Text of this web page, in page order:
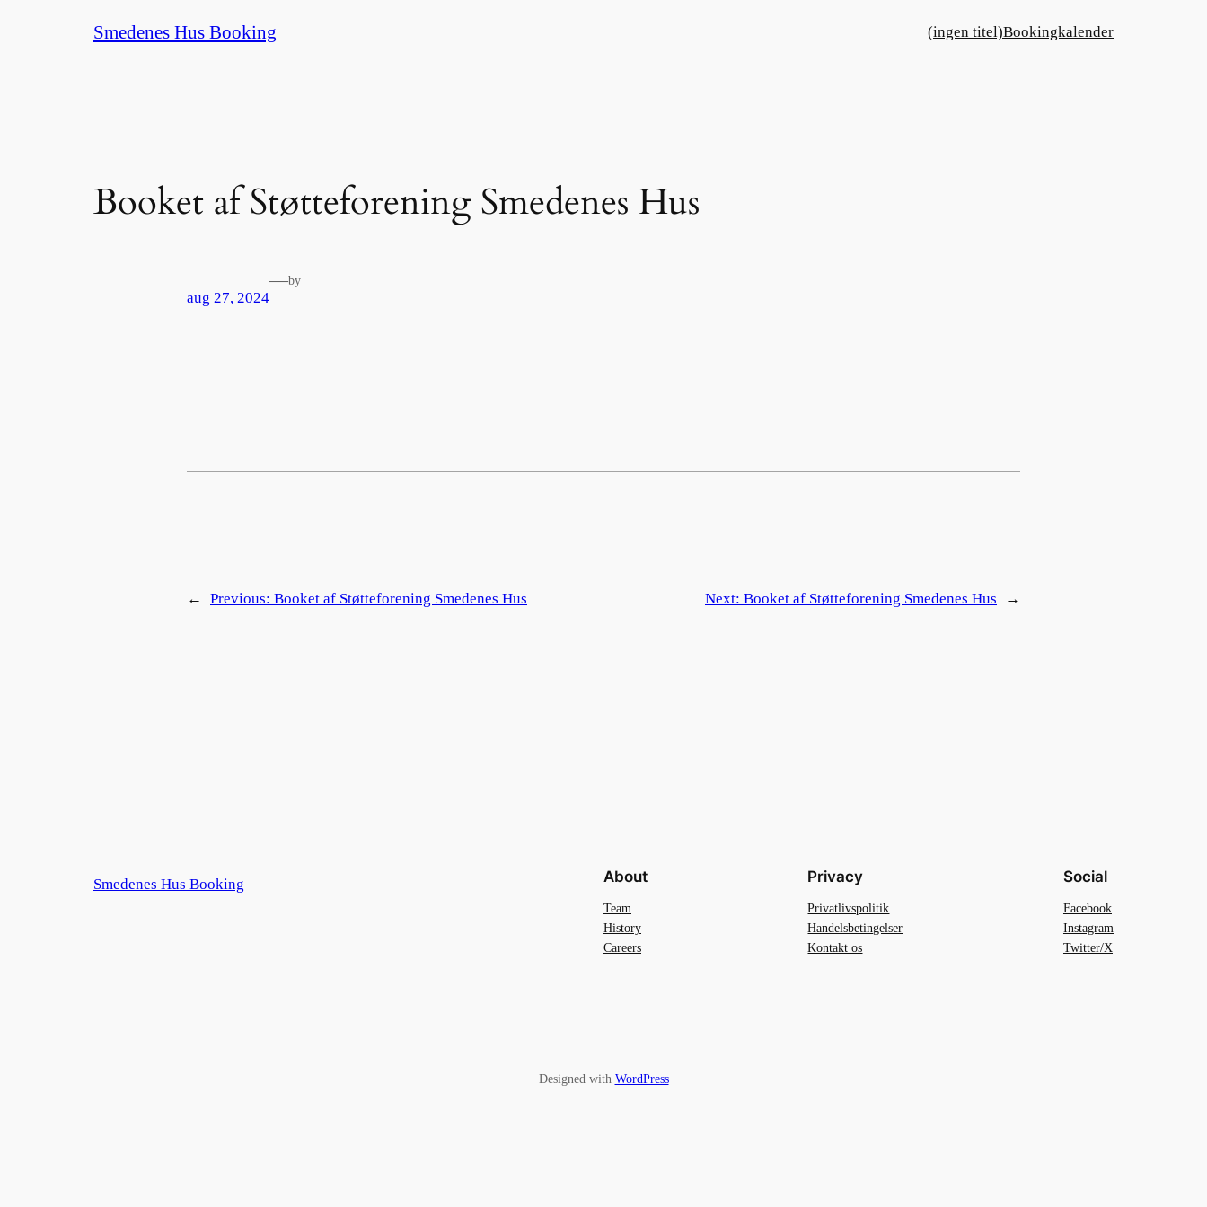
Smedenes Hus Booking (ingen titel)Bookingkalender
Booket af Støtteforening Smedenes Hus
aug 27, 2024
—by
← Previous: Booket af Støtteforening Smedenes Hus Next: Booket af Støtteforening Smedenes Hus →
Smedenes Hus Booking About
Team
History
Careers
Privacy
Privatlivspolitik
Handelsbetingelser
Kontakt os
Social
Facebook
Instagram
Twitter/X
Designed with WordPress